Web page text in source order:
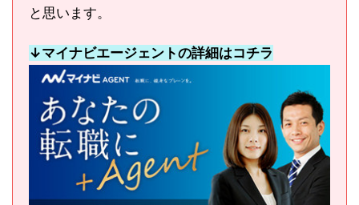
と思います。
↓マイナビエージェントの詳細はコチラ